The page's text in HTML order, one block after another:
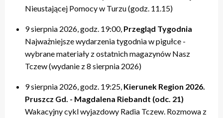
Nieustającej Pomocy w Turzu (godz. 11.15)
9 sierpnia 2026, godz. 19:00, Przegląd Tygodnia
Najważniejsze wydarzenia tygodnia w pigułce -
wybrane materiały z ostatnich magazynów Nasz
Tczew (wydanie z 8 sierpnia 2026)
9 sierpnia 2026, godz. 19:25, Kierunek Region 2026.
Pruszcz Gd. - Magdalena Riebandt (odc. 21)
Wakacyjny cykl wyjazdowy Radia Tczew. Rozmowa z